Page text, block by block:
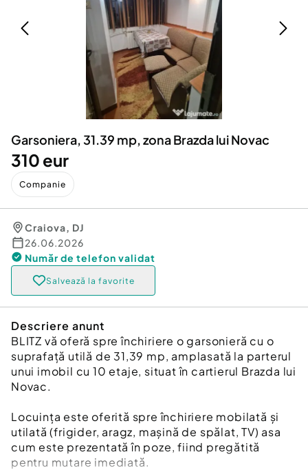
Servicii
Animale de companie
Afaceri și echipamente profesionale
Inchiriere Bunuri si Vehicule
Utilaje agricole si industriale
Piese auto si accesorii
Garsoniera, 31.39 mp, zona Brazda lui Novac
310 eur
Companie
Craiova, DJ
26.06.2026
Număr de telefon validat
Salvează la favorite
Descriere anunt
BLITZ vă oferă spre închiriere o garsonieră cu o
suprafață utilă de 31,39 mp, amplasată la parterul
unui imobil cu 10 etaje, situat în cartierul Brazda lui
Novac.
Locuința este oferită spre închiriere mobilată și
utilată (frigider, aragz, mașină de spălat, TV) asa
cum este prezentată în poze, fiind pregătită
pentru mutare imediată.